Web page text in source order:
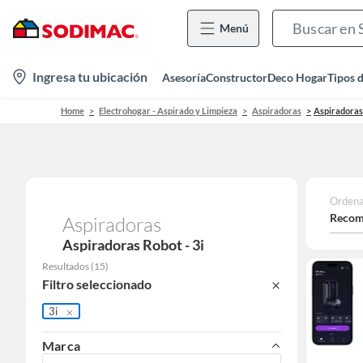
Menú
location-
icon
Ingresa tu ubicación AsesoríaConstructorDeco HogarTipos
Home Electrohogar - Aspirado y Limpieza Aspiradoras
Aspiradoras
Aspiradoras Robot - 3i
Resultados (15)
Filtro seleccionado
3i
Marca